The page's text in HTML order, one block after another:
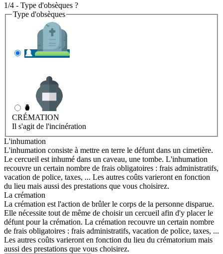
1/4 - Type d'obsèques ?
Type d'obsèques
CRÉMATION
Il s'agit de l'incinération
L'inhumation
L'inhumation consiste à mettre en terre le défunt dans un cimetière.
Le cercueil est inhumé dans un caveau, une tombe. L'inhumation
recouvre un certain nombre de frais obligatoires : frais administratifs,
vacation de police, taxes, ... Les autres coûts varieront en fonction
du lieu mais aussi des prestations que vous choisirez.
La crémation
La crémation est l'action de brûler le corps de la personne disparue.
Elle nécessite tout de même de choisir un cercueil afin d'y placer le
défunt pour la crémation. La crémation recouvre un certain nombre
de frais obligatoires : frais administratifs, vacation de police, taxes, ...
Les autres coûts varieront en fonction du lieu du crématorium mais
aussi des prestations que vous choisirez.